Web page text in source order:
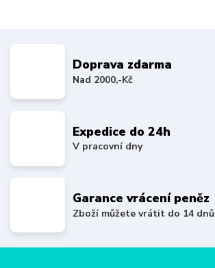
Doprava zdarma
Nad 2000,-Kč
Expedice do 24h
V pracovní dny
Garance vrácení peněz
Zboží můžete vrátit do 14 dnů